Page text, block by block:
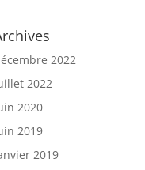
2022
2022
2020
2019
2019